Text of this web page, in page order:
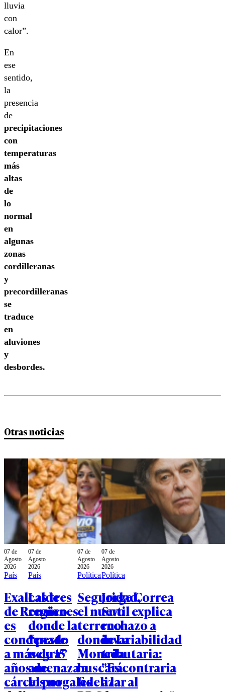
lluvia
con
calor”.
En
ese
sentido,
la
presencia
de
precipitaciones
con
temperaturas
más
altas
de
lo
normal
en
algunas
zonas
cordilleranas
y
precordilleranas
se
traduce
en
aluviones
y
desbordes.
Otras noticias
07 de
Agosto
2026
País
Exalcalde
de Renaico
es
condenado
a más de 15
años de
cárcel por
07 de
Agosto
2026
País
Las tres
regiones
donde la
“peste
negra”
amenaza a
los nogales
07 de
Agosto
2026
Política
Seguridad,
el nuevo
terreno
donde La
Moneda
buscará
fidelizar al
07 de
Agosto
2026
Política
Jorge Correa
Sutil explica
rechazo a
invariabilidad
tributaria:
"Es contraria
a la